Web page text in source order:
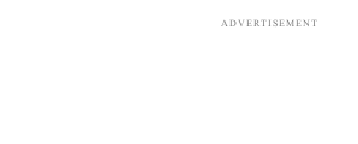
ADVERTISEMENT